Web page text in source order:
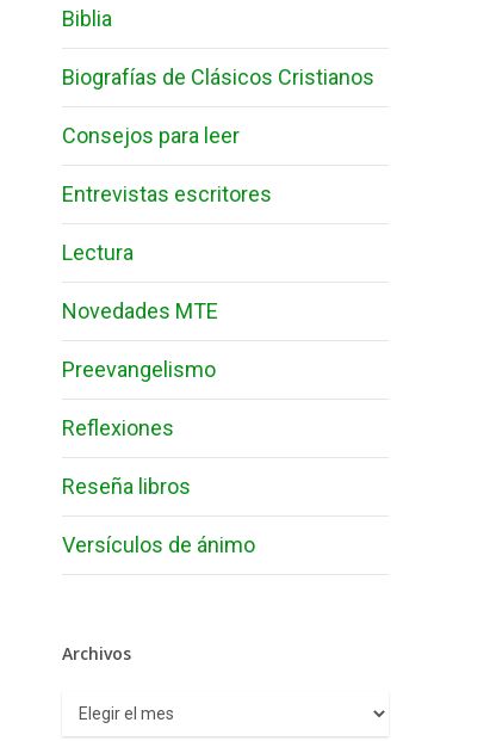
Biblia
Biografías de Clásicos Cristianos
Consejos para leer
Entrevistas escritores
Lectura
Novedades MTE
Preevangelismo
Reflexiones
Reseña libros
Versículos de ánimo
Archivos
Archivos